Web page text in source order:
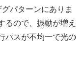
パターンにありま
るので、振動が増え
パスが不均一で光の